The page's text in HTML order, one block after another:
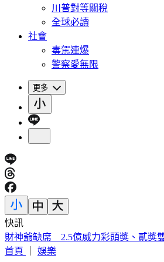
川普對等關稅
全球必讀
社會
毒駕連爆
警察愛無限
更多
快訊
富比士富豪榜大洗牌 「川湖」林聰吉
首頁
娛樂